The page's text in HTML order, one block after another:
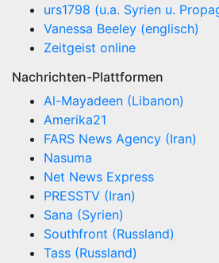
urs1798 (u.a. Syrien u.
Vanessa Beeley (englisch)
Zeitgeist online
Nachrichten-Plattformen
Al-Mayadeen (Libanon)
Amerika21
FARS News Agency (Iran)
Nasuma
Net News Express
PRESSTV (Iran)
Sana (Syrien)
Southfront (Russland)
Tass (Russland)